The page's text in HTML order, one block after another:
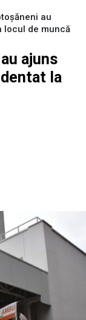
au
locul de muncă
ajuns
la